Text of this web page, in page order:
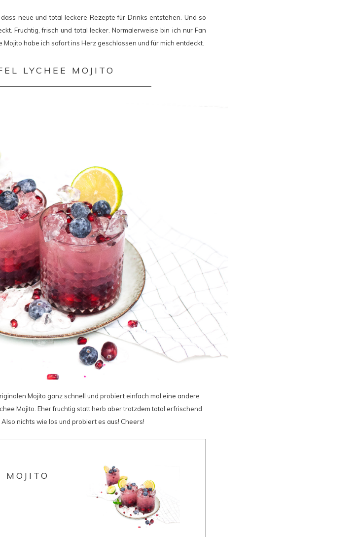
neue und total leckere Rezepte für Drinks entstehen. Und so
Fruchtig, frisch und total lecker. Normalerweise bin ich nur Fan
habe ich sofort ins Herz geschlossen und für mich entdeckt.
LYCHEE MOJITO
Mojito ganz schnell und probiert einfach mal eine andere
Mojito. Eher fruchtig statt herb aber trotzdem total erfrischend
nichts wie los und probiert es aus! Cheers!
MOJITO